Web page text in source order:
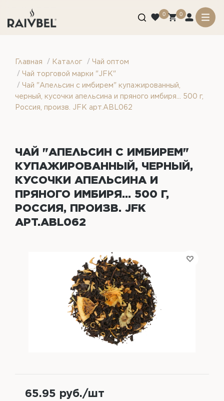
0 0
Главная / Каталог / Чай оптом
/ Чай торговой марки "JFK"
/ Чай "Апельсин с имбирем" купажированный,
черный, кусочки апельсина и пряного имбиря... 500 г,
Россия, произв. JFK арт.ABL062
ЧАЙ "АПЕЛЬСИН С ИМБИРЕМ"
КУПАЖИРОВАННЫЙ, ЧЕРНЫЙ,
КУСОЧКИ АПЕЛЬСИНА И
ПРЯНОГО ИМБИРЯ... 500 Г,
РОССИЯ, ПРОИЗВ. JFK
АРТ.ABL062
65.95 руб./шт